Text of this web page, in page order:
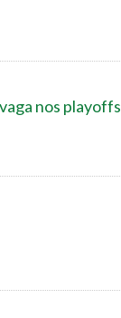
nos playoffs